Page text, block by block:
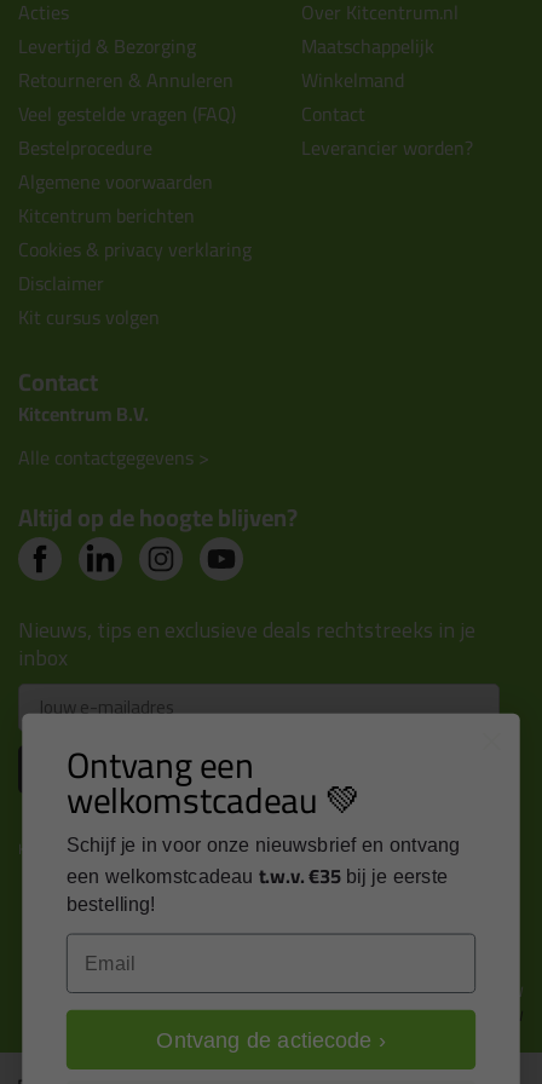
Acties
Levertijd & Bezorging
Retourneren & Annuleren
Veel gestelde vragen (FAQ)
Bestelprocedure
Algemene voorwaarden
Kitcentrum berichten
Cookies & privacy verklaring
Disclaimer
Kit cursus volgen
Over Kitcentrum.nl
Maatschappelijk
Winkelmand
Contact
Leverancier worden?
Contact
Kitcentrum B.V.
Alle contactgegevens >
Altijd op de hoogte blijven?
Nieuws, tips en exclusieve deals rechtstreeks in je
inbox
Email
Inschrijven
Kitcentrum is trots op:
Alle prijzen zijn in EURO en excl. 21% BTW
wijzig naar incl. BTW
Ontvang een
welkomstcadeau 💚
Schijf je in voor onze nieuwsbrief en ontvang
een welkomstcadeau t.w.v. €35 bij je eerste
bestelling!
Email
Ontvang de actiecode ›